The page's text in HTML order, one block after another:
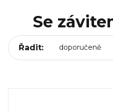
Se
Řadit: